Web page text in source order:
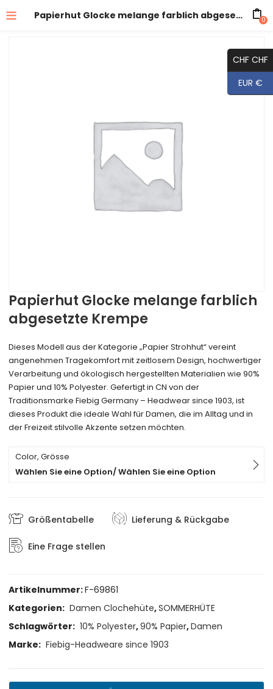
Papierhut Glocke melange farblich abgesetzte Krempe 0
Papierhut Glocke melange farblich
abgesetzte Krempe
Dieses Modell aus der Kategorie „Papier Strohhut“ vereint
angenehmen Tragekomfort mit zeitlosem Design, hochwertiger
Verarbeitung und ökologisch hergestellten Materialien wie 90%
Papier und 10% Polyester. Gefertigt in CN von der
Traditionsmarke Fiebig Germany – Headwear since 1903, ist
dieses Produkt die ideale Wahl für Damen, die im Alltag und in
der Freizeit stilvolle Akzente setzen möchten.
Color, Grösse
Wählen Sie eine Option/ Wählen Sie eine Option
Größentabelle Lieferung & Rückgabe
Eine Frage stellen
Artikelnummer:F-69861
Kategorien: Damen Clochehüte,SOMMERHÜTE
Schlagwörter: 10% Polyester,90% Papier,Damen
Marke: Fiebig-Headweare since 1903
CHF CHF
EUR €